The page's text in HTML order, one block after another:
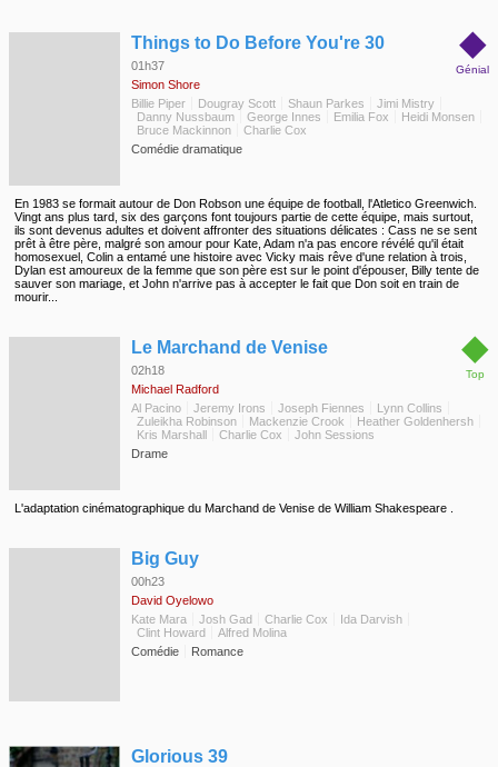
◆
Génial
Things to Do Before You're 30
01h37
Simon Shore
Billie Piper
Dougray Scott Shaun Parkes
Jimi Mistry
Danny Nussbaum
George Innes Emilia Fox
Heidi Monsen
Bruce Mackinnon
Charlie Cox
Comédie dramatique
En 1983 se formait autour de Don Robson une équipe de football, l'Atletico Greenwich.
Vingt ans plus tard, six des garçons font toujours partie de cette équipe, mais surtout,
ils sont devenus adultes et doivent affronter des situations délicates : Cass ne se sent
prêt à être père, malgré son amour pour Kate, Adam n'a pas encore révélé qu'il était
homosexuel, Colin a entamé une histoire avec Vicky mais rêve d'une relation à trois,
Dylan est amoureux de la femme que son père est sur le point d'épouser, Billy tente de
sauver son mariage, et John n'arrive pas à accepter le fait que Don soit en train de
mourir...
◆
Top
Le Marchand de Venise
02h18
Michael Radford
Al Pacino
Jeremy Irons Joseph Fiennes
Lynn Collins
Zuleikha Robinson
Mackenzie Crook
Heather Goldenhersh
Kris Marshall
Charlie Cox
John Sessions
Drame
L'adaptation cinématographique du Marchand de Venise de William Shakespeare .
Big Guy
00h23
David Oyelowo
Kate Mara
Josh Gad Charlie Cox
Ida Darvish
Clint Howard
Alfred Molina
Comédie
Romance
Glorious 39